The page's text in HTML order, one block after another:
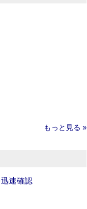
もっと見る »
速確認